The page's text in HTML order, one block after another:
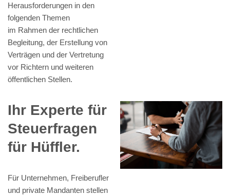
Herausforderungen in den
folgenden Themen
im Rahmen der rechtlichen
Begleitung, der Erstellung von
Verträgen und der Vertretung
vor Richtern und weiteren
öffentlichen Stellen.
Ihr Experte für
Steuerfragen
für Hüffler.
Für Unternehmen, Freiberufler
und private Mandanten stellen